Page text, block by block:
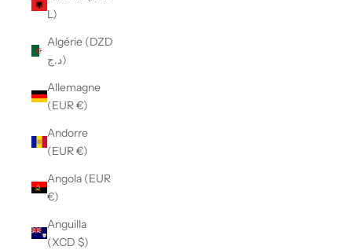
L)
Algérie (DZD
د.ج)
Allemagne
(EUR €)
Andorre
(EUR €)
Angola (EUR
€)
Anguilla
(XCD $)